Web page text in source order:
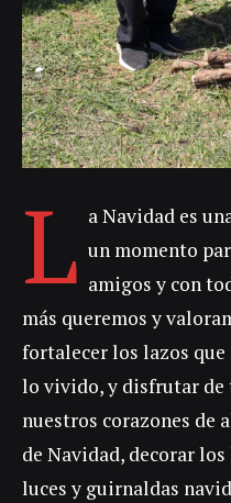
L a Navidad es
un momento
amigos y con
más queremos y
fortalecer los lazos que
lo vivido, y disfrutar de
nuestros corazones de
de Navidad, decorar
luces y guirnaldas